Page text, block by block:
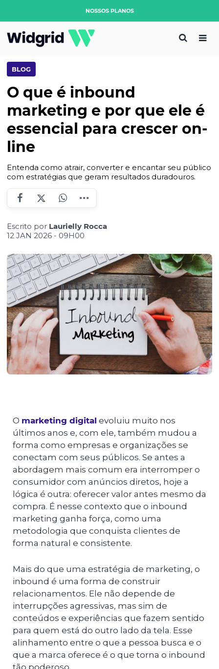
NOSSOS PLANOS
BLOG
O que é inbound
marketing e por que ele é
essencial para crescer on-
line
Entenda como atrair, converter e encantar seu público
com estratégias que geram resultados duradouros.
Escrito por Laurielly Rocca
12 JAN 2026 - 09H00
O marketing digital evoluiu muito nos
últimos anos e, com ele, também mudou a
forma como empresas e organizações se
conectam com seus públicos. Se antes a
abordagem mais comum era interromper o
consumidor com anúncios diretos, hoje a
lógica é outra: oferecer valor antes mesmo da
compra. É nesse contexto que o inbound
marketing ganha força, como uma
metodologia que conquista clientes de
forma natural e consistente.
Mais do que uma estratégia de marketing, o
inbound é uma forma de construir
relacionamentos. Ele não depende de
interrupções agressivas, mas sim de
conteúdos e experiências que fazem sentido
para quem está do outro lado da tela. Esse
alinhamento entre o que a pessoa busca e o
que a marca oferece é o que torna o inbound